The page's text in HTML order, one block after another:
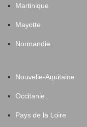
Martinique
Mayotte
Normandie
Nouvelle-Aquitaine
Occitanie
Pays de la Loire